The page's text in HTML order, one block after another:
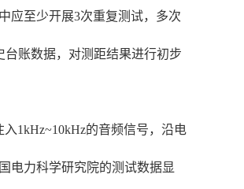
应至少开展3次重复测试，多次
账数据，对测距结果进行初步
1kHz~10kHz的音频信号，沿电
电力科学研究院的测试数据显